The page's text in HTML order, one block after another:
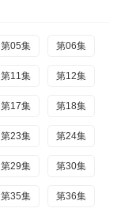
第05集 第06集
第11集 第12集
第17集 第18集
第23集 第24集
第29集 第30集
第35集 第36集